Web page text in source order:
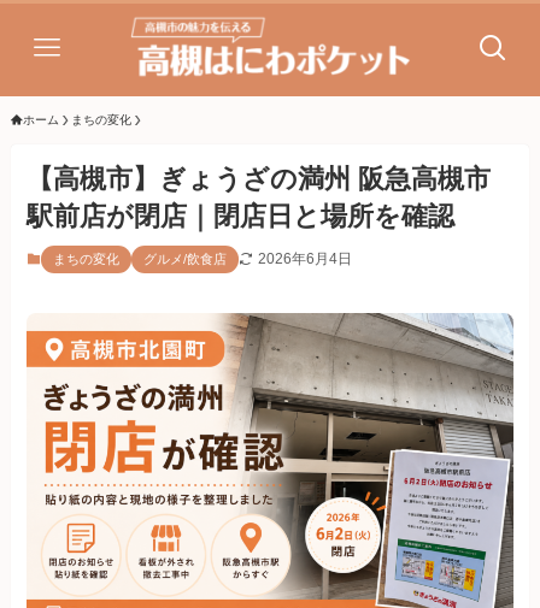
ホーム まちの変化
【高槻市】ぎょうざの満州 阪急高槻市
駅前店が閉店｜閉店日と場所を確認
まちの変化 グルメ/飲食店 2026年6月4日